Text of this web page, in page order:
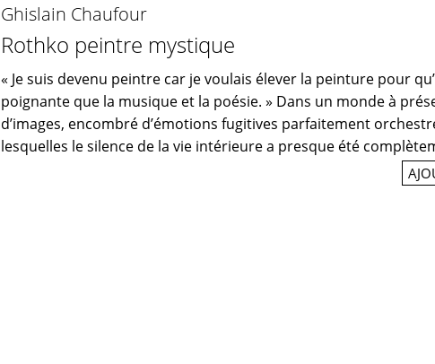
Ghislain Chaufour
Rothko peintre mystique
« Je suis devenu peintre car je voulais élever la peinture pour
poignante que la musique et la poésie. » Dans un monde à
d’images, encombré d’émotions fugitives parfaitement
lesquelles le silence de la vie intérieure a presque été